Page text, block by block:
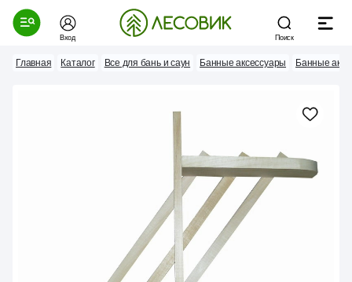
Вход Поиск
Главная Каталог Все для бань и саун Банные аксессуары Банные